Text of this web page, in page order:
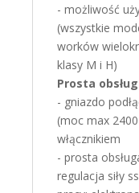
- możliwość
(wszystkie
worków
klasy M i H)
Prosta
- gniazdo
(moc max
włącznikiem
- prosta
regulacja siły